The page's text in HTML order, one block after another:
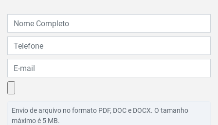
Envio de arquivo no formato PDF, DOC e DOCX. O tamanho
máximo é 5 MB.